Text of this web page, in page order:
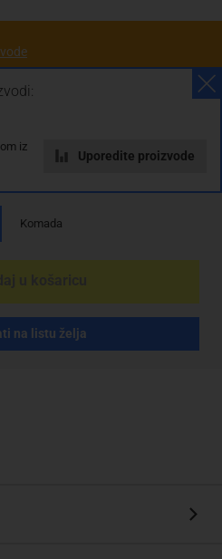
iz
Uporedite proizvode
S71 d.o.o.
Komada
na listu želja